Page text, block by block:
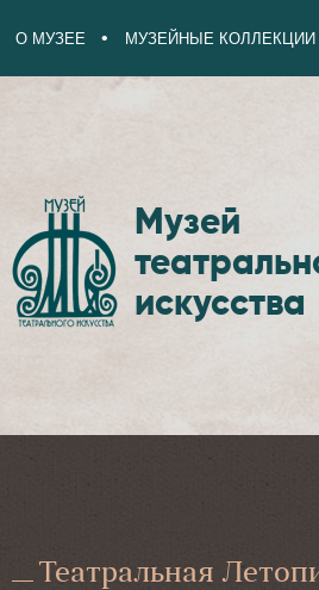
О МУЗЕЕ МУЗЕЙНЫЕ КОЛЛЕКЦИИ
Музей
искусства
Театральная